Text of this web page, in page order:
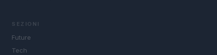
SEZIONI
Future
Tech